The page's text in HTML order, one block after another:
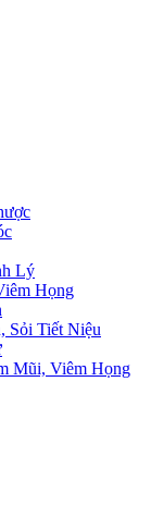
Lý
Họng
Sỏi Tiết Niệu
Mũi, Viêm Họng